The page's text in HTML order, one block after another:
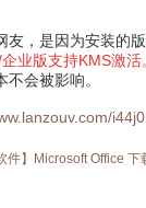
友，是因为安装的
业版支持KMS激活
会被影响。
件】Microsoft Office 下